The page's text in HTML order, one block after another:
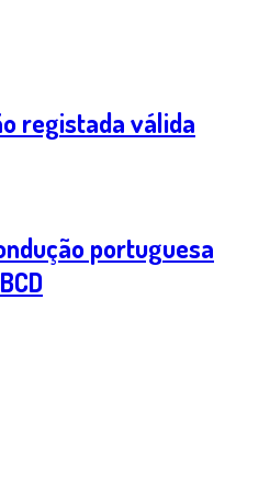
registada válida
portuguesa